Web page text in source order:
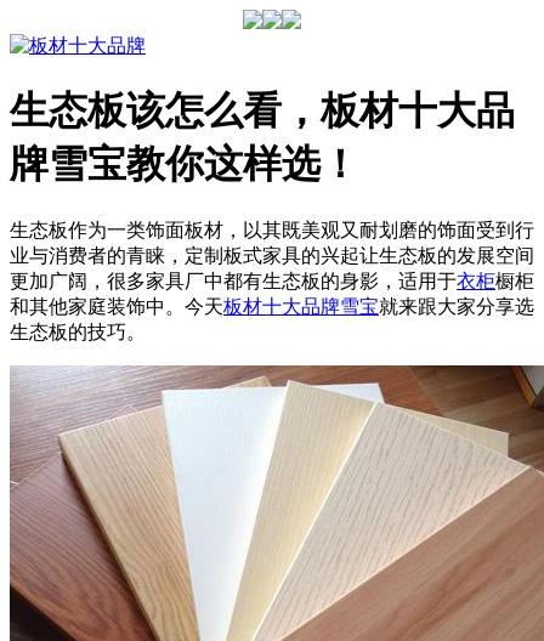
生态板该怎么看，板材十大品
牌雪宝教你这样选！
生态板作为一类饰面板材，以其既美观又耐划磨的饰面受到行
业与消费者的青睐，定制板式家具的兴起让生态板的发展空间
更加广阔，很多家具厂中都有生态板的身影，适用于衣柜橱柜
和其他家庭装饰中。今天板材十大品牌雪宝就来跟大家分享选
生态板的技巧。